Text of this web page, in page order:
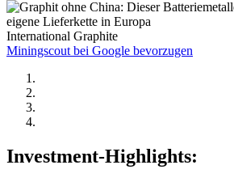
International Graphite
Miningscout bei Google bevorzugen
Investment-Highlights: